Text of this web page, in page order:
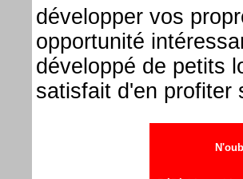
développer vos
opportunité
développé de petits
satisfait d'en profiter